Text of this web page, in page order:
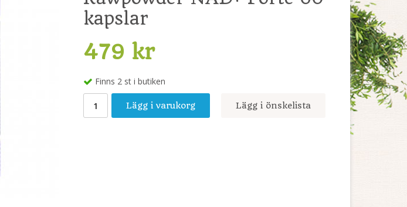
kapslar
479 kr
Finns 2 st i butiken
Lägg i varukorg Lägg i önskelista